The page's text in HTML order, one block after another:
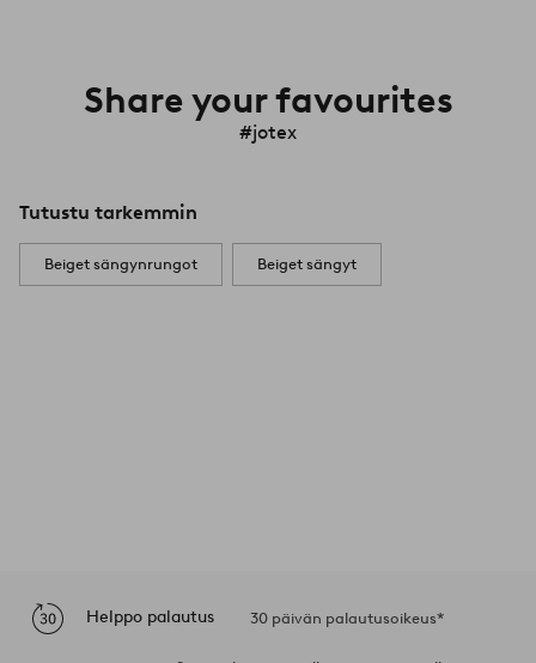
Share your favourites
#jotex
Tutustu tarkemmin
Beiget sängynrungot Beiget sängyt
Helppo palautus 30 päivän palautusoikeus*